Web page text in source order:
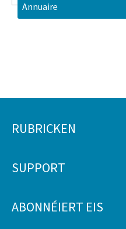
Annuaire
Fousszeil
RUBRICKEN
SUPPORT
ABONNÉIERT EIS